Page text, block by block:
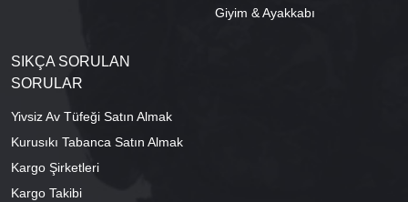
Giyim & Ayakkabı
SIKÇA SORULAN
SORULAR
Yivsiz Av Tüfeği Satın Almak
Kurusıkı Tabanca Satın Almak
Kargo Şirketleri
Kargo Takibi